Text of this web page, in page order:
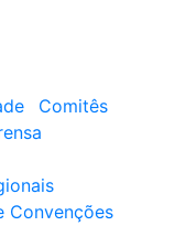
Comitês
Convenções